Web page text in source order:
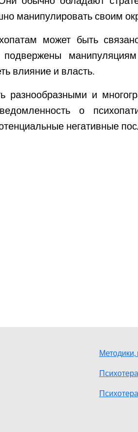
манипулировать своим
может быть
влияние и власть.
и
о
негативные